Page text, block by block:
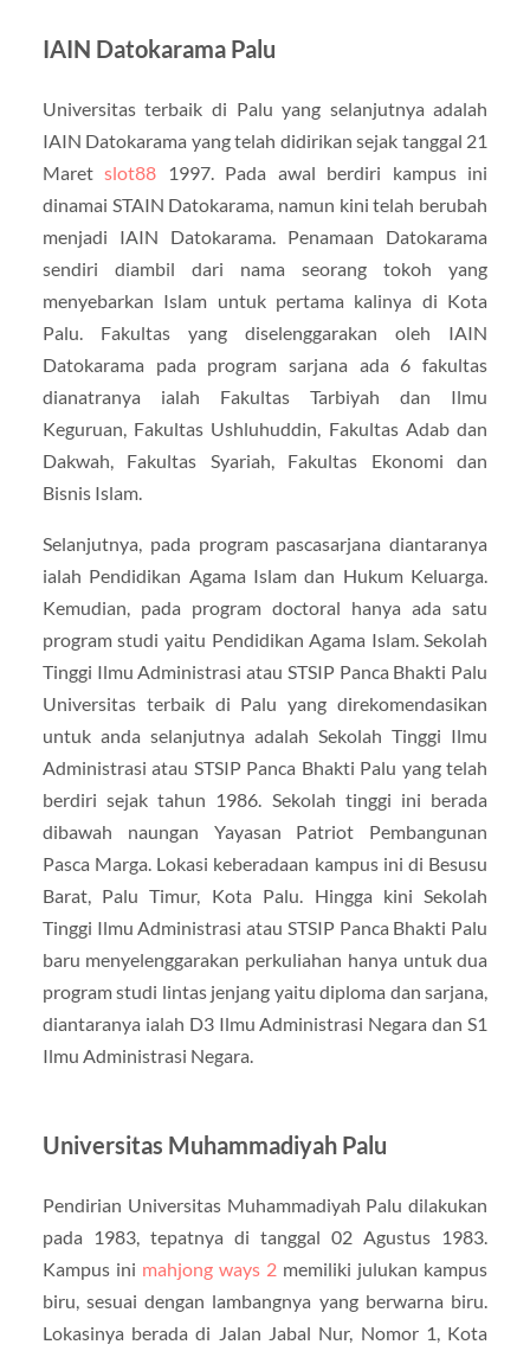
IAIN Datokarama Palu
Universitas terbaik di Palu yang selanjutnya adalah
IAIN Datokarama yang telah didirikan sejak tanggal 21
Maretslot88 1997. Pada awal berdiri kampus ini
dinamai STAIN Datokarama, namun kini telah berubah
menjadi IAIN Datokarama. Penamaan Datokarama
sendiri diambil dari nama seorang tokoh yang
menyebarkan Islam untuk pertama kalinya di Kota
Palu. Fakultas yang diselenggarakan oleh IAIN
Datokarama pada program sarjana ada 6 fakultas
dianatranya ialah Fakultas Tarbiyah dan Ilmu
Keguruan, Fakultas Ushluhuddin, Fakultas Adab dan
Dakwah, Fakultas Syariah, Fakultas Ekonomi dan
Bisnis Islam.
Selanjutnya, pada program pascasarjana diantaranya
ialah Pendidikan Agama Islam dan Hukum Keluarga.
Kemudian, pada program doctoral hanya ada satu
program studi yaitu Pendidikan Agama Islam. Sekolah
Tinggi Ilmu Administrasi atau STSIP Panca Bhakti Palu
Universitas terbaik di Palu yang direkomendasikan
untuk anda selanjutnya adalah Sekolah Tinggi Ilmu
Administrasi atau STSIP Panca Bhakti Palu yang telah
berdiri sejak tahun 1986. Sekolah tinggi ini berada
dibawah naungan Yayasan Patriot Pembangunan
Pasca Marga. Lokasi keberadaan kampus ini di Besusu
Barat, Palu Timur, Kota Palu. Hingga kini Sekolah
Tinggi Ilmu Administrasi atau STSIP Panca Bhakti Palu
baru menyelenggarakan perkuliahan hanya untuk dua
program studi lintas jenjang yaitu diploma dan sarjana,
diantaranya ialah D3 Ilmu Administrasi Negara dan S1
Ilmu Administrasi Negara.
Universitas Muhammadiyah Palu
Pendirian Universitas Muhammadiyah Palu dilakukan
pada 1983, tepatnya di tanggal 02 Agustus 1983.
Kampus ini mahjong ways 2 memiliki julukan kampus
biru, sesuai dengan lambangnya yang berwarna biru.
Lokasinya berada di Jalan Jabal Nur, Nomor 1, Kota